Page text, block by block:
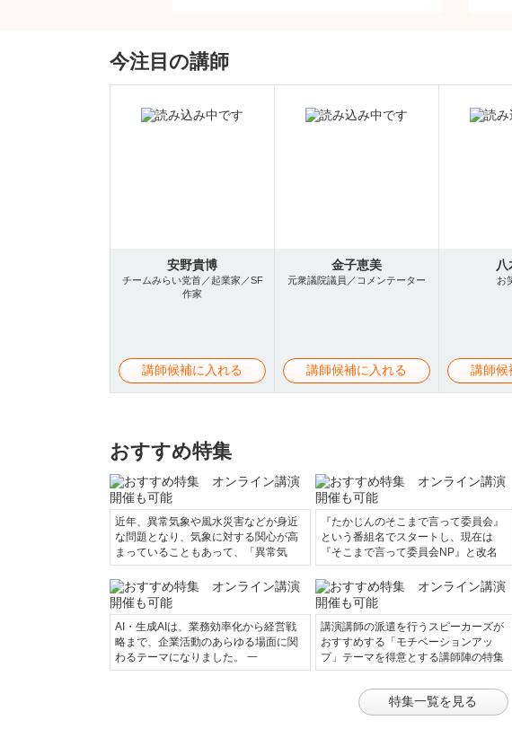
今注目の講師
安野貴博
チームみらい党首／起業家／SF
作家
講師候補に入れる
金子恵美
元衆議院議員／コメンテーター
講師候補に入れる
お
講師候
おすすめ特集
近年、異常気象や風水災害などが身近
な問題となり、気象に対する関心が高
まっていることもあって、「異常気
『たかじんのそこまで言って委員会』
という番組名でスタートし、現在は
『そこまで言って委員会NP』と改名
AI・生成AIは、業務効率化から経営戦
略まで、企業活動のあらゆる場面に関
わるテーマになりました。 一
講演講師の派遣を行うスピーカーズが
おすすめする「モチベーションアッ
プ」テーマを得意とする講師陣の特集
特集一覧を見る